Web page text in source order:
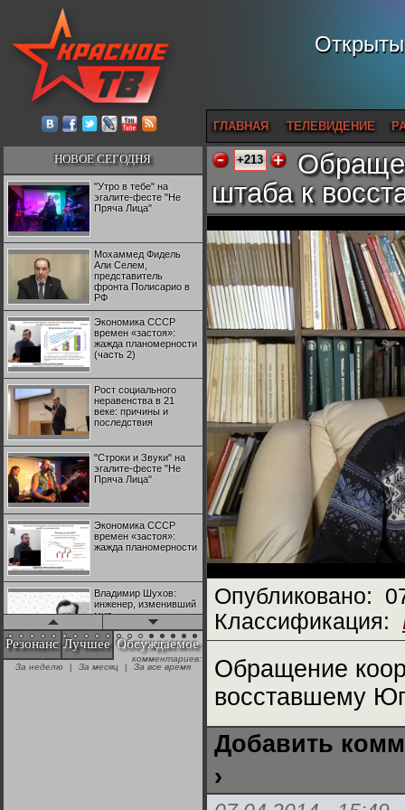
ГЛАВНАЯ ТЕЛЕВИДЕНИЕ
НОВОЕ СЕГОДНЯ
"Утро в тебе" на
эгалите-фесте "Не
Пряча Лица"
Мохаммед Фидель
Али Селем,
представитель
фронта Полисарио в
РФ
Экономика СССР
времен «застоя»:
жажда планомерности
(часть 2)
Рост социального
неравенства в 21
веке: причины и
последствия
"Строки и Звуки" на
эгалите-фесте "Не
Пряча Лица"
Экономика СССР
времен «застоя»:
жажда планомерности
Владимир Шухов:
инженер, изменивший
мир
"Аркадий Коц" на
эгалите-фесте "Не
Резонанс Лучшее Обсуждаемое
комментариев:
За неделю
| За месяц | За все время
+213
штаба к
Опубликовано:
Классификация:
Обращение
восставшему
Добавить
›